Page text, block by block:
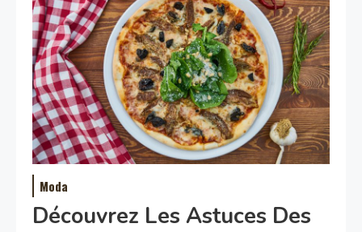
Moda
Découvrez Les Astuces Des